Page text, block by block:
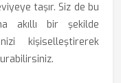
taşır. Siz de bu
akıllı bir şekilde
kişiselleştirerek